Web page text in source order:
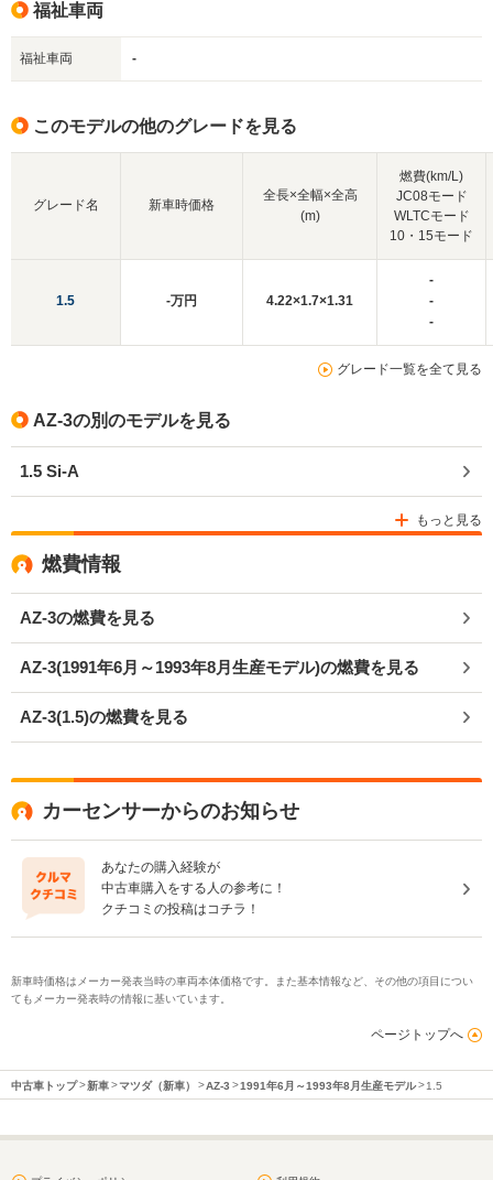
福祉車両
福祉車両 -
このモデルの他のグレードを見る
グレード名
1.5
新車時価格
全長×全幅×全高
(m)
燃費(km/L)
JC08モード
WLTCモード
10・15モード
-万円 4.22×1.7×1.31
-
-
-
グレード一覧を全て見る
AZ-3の別のモデルを見る
1.5 Si-A
もっと見る
燃費情報
AZ-3の燃費を見る
AZ-3(1991年6月～1993年8月生産モデル)の燃費を見る
AZ-3(1.5)の燃費を見る
カーセンサーからのお知らせ
あなたの購入経験が
中古車購入をする人の参考に！
クチコミの投稿はコチラ！
新車時価格はメーカー発表当時の車両本体価格です。また基本情報など、その他の項目につい
てもメーカー発表時の情報に基いています。
ページトップへ
中古車トップ 新車 マツダ（新車） AZ-3 1991年6月～1993年8月生産モデル 1.5